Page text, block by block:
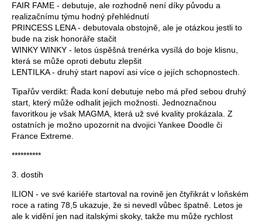
FAIR FAME - debutuje, ale rozhodně není díky původu a
realizačnímu týmu hodný přehlédnutí
PRINCESS LENA - debutovala obstojně, ale je otázkou jestli to
bude na zisk honoráře stačit
WINKY WINKY - letos úspěšná trenérka vysílá do boje klisnu,
která se může oproti debutu zlepšit
LENTILKA - druhý start napoví asi více o jejích schopnostech.
Tipařův verdikt: Řada koní debutuje nebo má před sebou druhý
start, který může odhalit jejich možnosti. Jednoznačnou
favoritkou je však MAGMA, která už své kvality prokázala. Z
ostatních je možno upozornit na dvojici Yankee Doodle či
France Extreme.
**********
3. dostih
ILION - ve své kariéře startoval na rovině jen čtyřikrát v loňském
roce a rating 78,5 ukazuje, že si nevedl vůbec špatně. Letos je
ale k vidění jen nad italskými skoky, takže mu může rychlost